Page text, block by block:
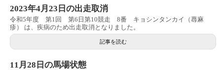
2023年4月23日の出走取消
令和5年度 第1回 第6日第10競走 8番 キョシンタンカイ（蕁麻
疹） は、疾病のため出走取消となりました。
記事を読む
11月28日の馬場状態